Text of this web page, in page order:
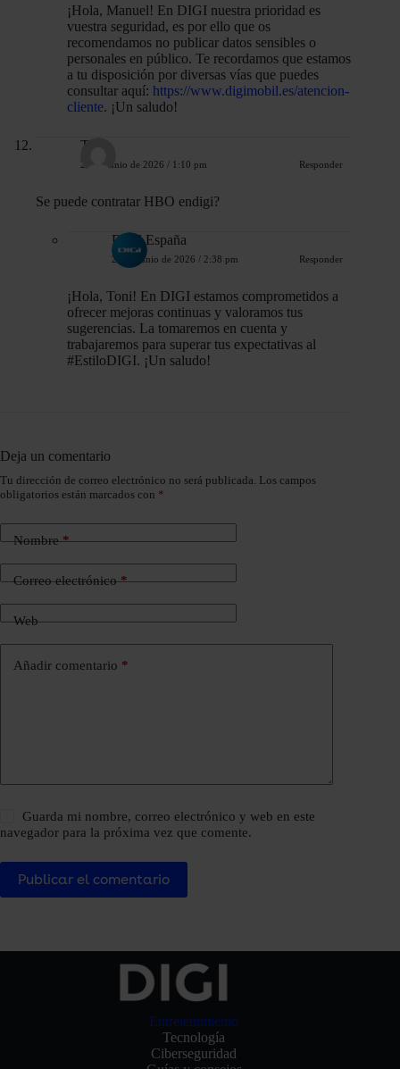
¡Hola, Manuel! En DIGI nuestra prioridad es
vuestra seguridad, es por ello que os
recomendamos no publicar datos sensibles o
personales en público. Te recordamos que estamos
a tu disposición por diversas vías que puedes
consultar aquí: https://www.digimobil.es/atencion-
cliente. ¡Un saludo!
Toni
26 de junio de 2026 / 1:10 pm Responder
Se puede contratar HBO endigi?
DIGI España
26 de junio de 2026 / 2:38 pm Responder
¡Hola, Toni! En DIGI estamos comprometidos a
ofrecer mejoras continuas y valoramos tus
sugerencias. La tomaremos en cuenta y
trabajaremos para superar tus expectativas al
#EstiloDIGI. ¡Un saludo!
Deja un comentario
Tu dirección de correo electrónico no será publicada. Los campos
obligatorios están marcados con *
Nombre*
Correo electrónico*
Web
Añadir comentario *
Guarda mi nombre, correo electrónico y web en este
navegador para la próxima vez que comente.
Publicar el comentario
Entretenimiento
Tecnología
Ciberseguridad